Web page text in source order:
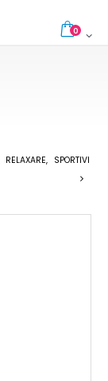
0
RELAXARE, SPORTIVI